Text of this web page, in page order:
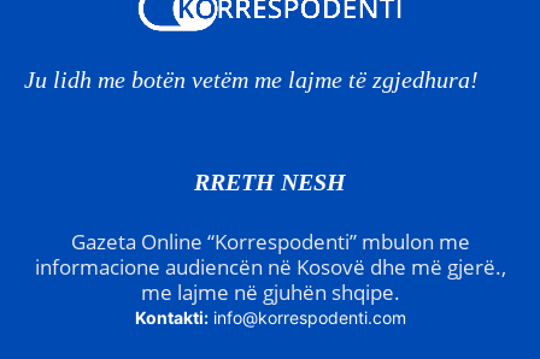
Ju lidh me botën vetëm me lajme të zgjedhura!
RRETH NESH
Gazeta Online “Korrespodenti” mbulon me
informacione audiencën në Kosovë dhe më gjerë.,
me lajme në gjuhën shqipe.
Kontakti: info@korrespodenti.com